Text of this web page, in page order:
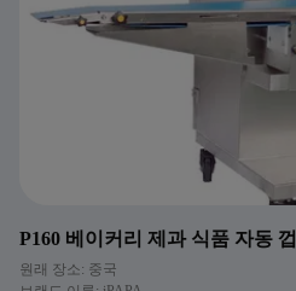
P160 베이커리 제과 식품 자동
원래 장소: 중국